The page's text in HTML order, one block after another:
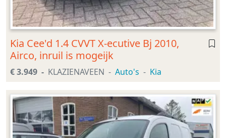
Kia Cee'd 1.4 CVVT X-ecutive Bj 2010,
Airco, inruil is mogeijk
€ 3.949 KLAZIENAVEEN Auto's Kia